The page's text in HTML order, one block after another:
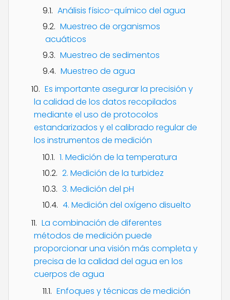
Análisis físico-químico del agua
Muestreo de organismos
acuáticos
Muestreo de sedimentos
Muestreo de agua
Es importante asegurar la precisión y
la calidad de los datos recopilados
mediante el uso de protocolos
estandarizados y el calibrado regular de
los instrumentos de medición
1. Medición de la temperatura
2. Medición de la turbidez
3. Medición del pH
4. Medición del oxígeno disuelto
La combinación de diferentes
métodos de medición puede
proporcionar una visión más completa y
precisa de la calidad del agua en los
cuerpos de agua
Enfoques y técnicas de medición